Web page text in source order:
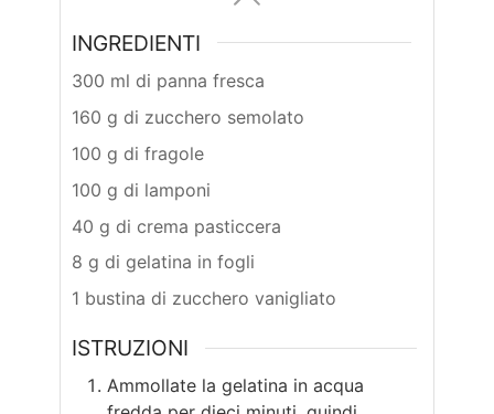
INGREDIENTI
300 ml di panna fresca
160 g di zucchero semolato
100 g di fragole
100 g di lamponi
40 g di crema pasticcera
8 g di gelatina in fogli
1 bustina di zucchero vanigliato
ISTRUZIONI
Ammollate la gelatina in acqua